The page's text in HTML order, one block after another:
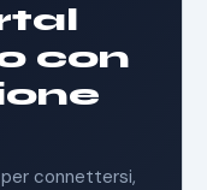
con
connettersi,